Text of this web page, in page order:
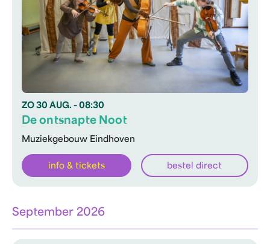
ZO 30 AUG. - 08:30
Muziekgebouw Eindhoven
De ontsnapte Noot
info & tickets bestel direct
September 2026